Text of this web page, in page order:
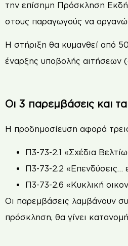
την επίσημη Πρόσκληση
στους παραγωγούς να
Η στήριξη θα κυμανθεί από
έναρξης υποβολής αιτήσεων
Οι 3 παρεμβάσεις και
Η προδημοσίευση αφορά
Π3-73-2.1 «Σχέδια
Π3-73-2.2 «Επενδύσεις…
Π3-73-2.6 «Κυκλική
Οι παρεμβάσεις λαμβάνουν
πρόσκληση, θα γίνει